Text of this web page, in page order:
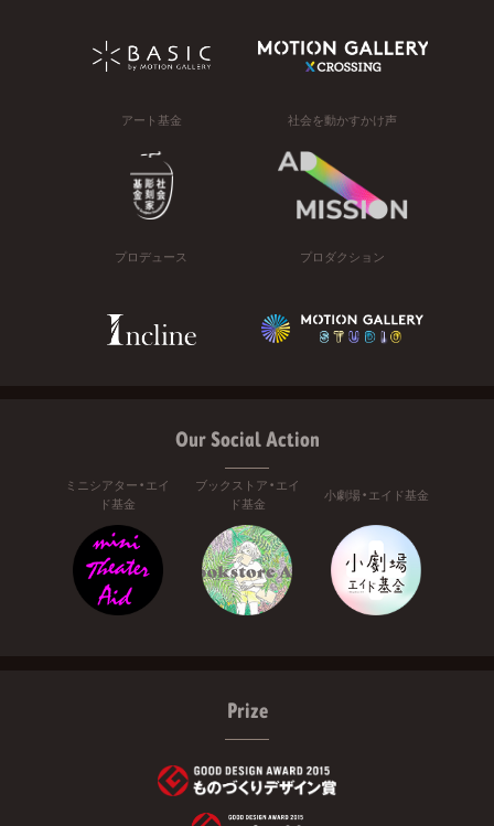
アート基金 社会を動かすかけ声
プロデュース プロダクション
Our Social Action
ミニシアター・エイ
ド基金
ブックストア・エイ
ド基金
小劇場・エイド基金
Prize